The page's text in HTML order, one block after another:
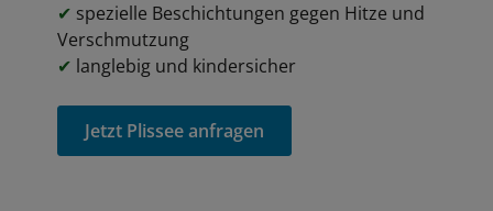
✔ spezielle Beschichtungen gegen Hitze und
Verschmutzung
✔ langlebig und kindersicher
Jetzt Plissee anfragen